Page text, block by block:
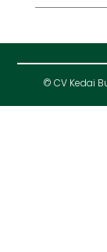
© CV Kedai